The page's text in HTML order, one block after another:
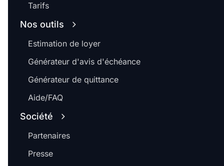
Tarifs
Nos outils
Estimation de loyer
Générateur d'avis d'échéance
Générateur de quittance
Aide/FAQ
Société
Partenaires
Presse